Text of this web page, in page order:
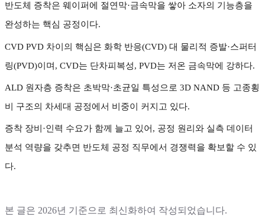
반도체 증착은 웨이퍼에 절연막·금속막을 쌓아 소자의 기능층을
완성하는 핵심 공정이다.
CVD PVD 차이의 핵심은 화학 반응(CVD) 대 물리적 증발·스퍼터
링(PVD)이며, CVD는 단차피복성, PVD는 저온 금속막에 강하다.
ALD 원자층 증착은 초박막·초균일 특성으로 3D NAND 등 고종횡
비 구조의 차세대 공정에서 비중이 커지고 있다.
증착 장비 ·인력 수요가 함께 늘고 있어 , 공정 원리와 실측 데이터
분석 역량을 갖추면 반도체 공정 직무에서 경쟁력을 확보할 수 있
다.
본 글은 2026년 기준으로 최신화하여 작성되었습니다.